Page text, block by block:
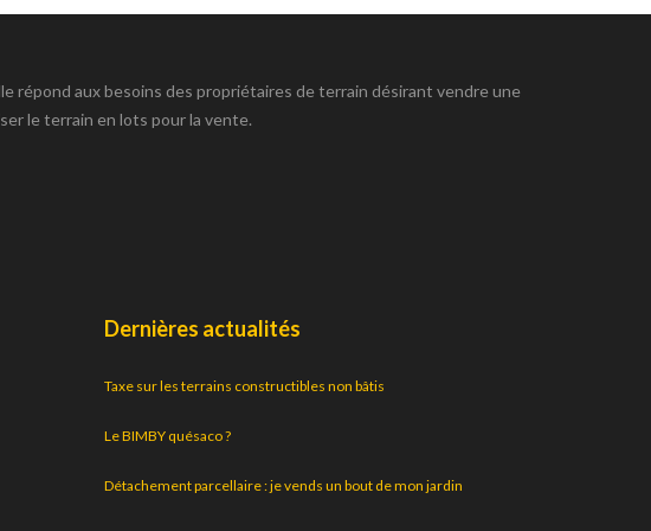
répond aux besoins des propriétaires de terrain désirant vendre une
le terrain en lots pour la vente.
Dernières actualités
Taxe sur les terrains constructibles non bâtis
Le BIMBY quésaco ?
Détachement parcellaire : je vends un bout de mon jardin